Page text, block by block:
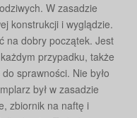
W zasadzie
konstrukcji i wyglądzie.
na dobry początek. Jest
przypadku, także
sprawności. Nie było
był w zasadzie
zbiornik na naftę i